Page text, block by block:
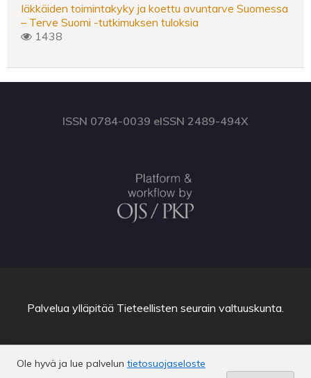
Iäkkäiden toimintakyky ja koettu avuntarve Suomessa
– Terve Suomi -tutkimuksen tuloksia
1438
ISSN 0784-0039 eISSN 2489-494X
Ole hyvä ja lue palvelun tietosuojaseloste
Palvelua ylläpitää Tieteellisten seurain valtuuskunta.